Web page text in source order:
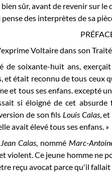
sûr, avant de revenir sur
des interprètes de sa
Voltaire dans son
de soixante-huit ans,
et était reconnu de tous ceux
et tous ses enfans. excepté
si éloigné de cet
de son fils Louis Calas,
avait élevé tous ses enfans. »
Jean Calas , nommé Marc-
violent. Ce jeune homme ne
reçu avocat parce qu'il